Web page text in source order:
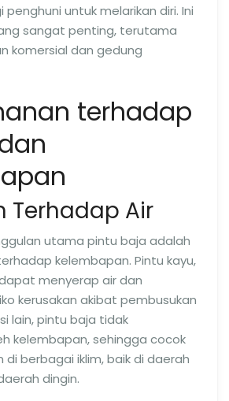
untuk melarikan diri. Ini
sangat penting, terutama
komersial dan gedung
terhadap
Terhadap Air
utama pintu baja adalah
kelembapan. Pintu kayu,
menyerap air dan
kerusakan akibat pembusukan
lain, pintu baja tidak
kelembapan, sehingga cocok
di berbagai iklim, baik di daerah
dingin.